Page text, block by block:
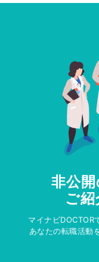
非公
ご紹
マイナビDOCTOR
あなたの転職活動